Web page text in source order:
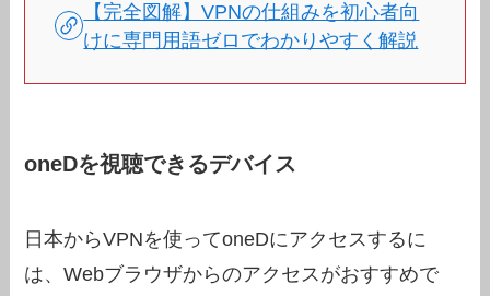
【完全図解】VPNの仕組みを初心者向
けに専門用語ゼロでわかりやすく解説
oneDを視聴できるデバイス
日本からVPNを使ってoneDにアクセスするに
は、Webブラウザからのアクセスがおすすめで